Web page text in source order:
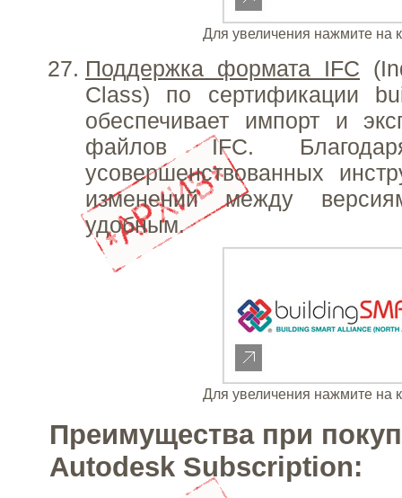
Для увеличения нажмите на
Поддержка формата IFC
Class) по сертификации
обеспечивает импорт и
файлов IFC.
усовершенствованных
изменений между
удобным.
Для увеличения нажмите на
Преимущества при
Autodesk Subscription: